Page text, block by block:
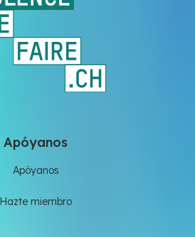
Apóyanos
Apóyanos
Hazte miembro